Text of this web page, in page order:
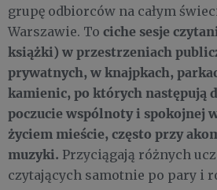
grupę odbiorców na całym
Warszawie. To ciche sesje
książki) w przestrzeniach
prywatnych, w knajpkach,
kamienic, po których następują
poczucie wspólnoty i spokojnej
życiem mieście, często przy
muzyki. Przyciągają różnych
czytających samotnie po pary i